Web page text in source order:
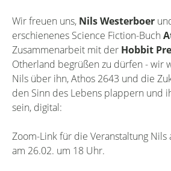
Wir freuen uns, Nils Westerboer
erschienenes Science Fiction-Buch
Zusammenarbeit mit der Hobbit
Otherland begrüßen zu dürfen - wir
Nils über ihn, Athos 2643 und die
den Sinn des Lebens plappern und
sein, digital:
Zoom-Link für die Veranstaltung
am 26.02. um 18 Uhr.